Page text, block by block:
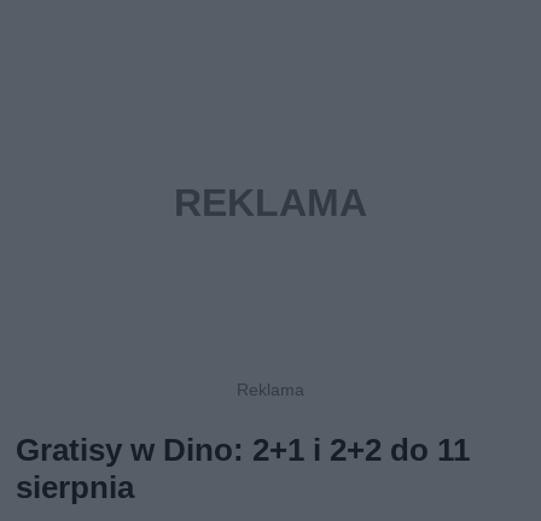
Gratisy w Dino: 2+1 i 2+2 do 11
sierpnia